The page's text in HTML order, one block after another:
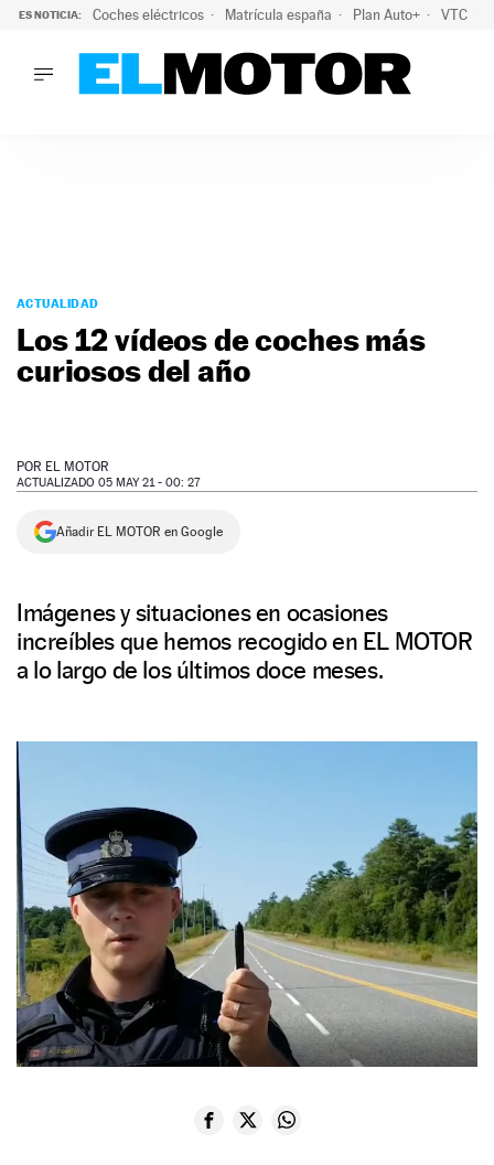
ES NOTICIA: Coches eléctricos Matrícula españa Plan Auto+ VTC
PODCAST
MOTOS
TECNOLOGÍA
SERVICIOS
NEWSLETTER
ACTUALIDAD
Los 12 vídeos de coches más
curiosos del año
POR EL MOTOR
ACTUALIZADO 05 MAY 21 - 00: 27
Añadir EL MOTOR en Google
Imágenes y situaciones en ocasiones
increíbles que hemos recogido en EL MOTOR
a lo largo de los últimos doce meses.